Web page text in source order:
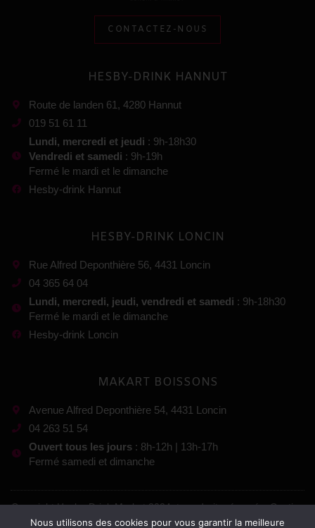
CONTACTEZ-NOUS
HESBY-DRINK HANNUT
Route de landen 61, 4280 Hannut
019 51 61 11
Lundi, mercredi et jeudi : 9h-18h30
Vendredi et samedi : 9h-19h
Fermé le mardi et le dimanche
Hesby-drink Hannut
HESBY-DRINK LONCIN
Rue Alfred Deponthière 56, 4431 Loncin
04 365 64 04
Lundi, mercredi, jeudi, vendredi et samedi : 9h-18h30
Fermé le mardi et le dimanche
Hesby-drink Loncin
MAKART BOISSONS
Avenue Alfred Deponthière 54, 4431 Loncin
04 263 51 54
Ouvert tous les jours : 8h-12h | 13h-17h
Fermé samedi et dimanche
Copyright Hesby-Drink Market 2024, tous droits réservés. Gestion
:
Nous utilisons des cookies pour vous garantir la meilleure